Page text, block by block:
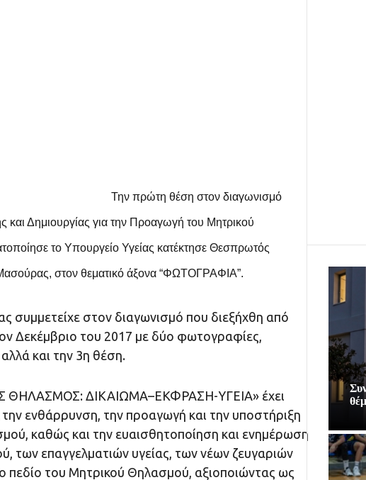
Την πρώτη θέση στον διαγωνισμό
και Δημιουργίας για την Προαγωγή του Μητρικού
το Υπουργείο Υγείας κατέκτησε Θεσπρωτός
στον θεματικό άξονα “ΦΩΤΟΓΡΑΦΙΑ”.
στον διαγωνισμό που διεξήχθη από
Δεκέμβριο του 2017 με δύο φωτογραφίες,
και την 3η θέση.
ΘΗΛΑΣΜΟΣ: ΔΙΚΑΙΩΜΑ–ΕΚΦΡΑΣΗ-ΥΓΕΙΑ» έχει
ενθάρρυνση, την προαγωγή και την υποστήριξη
καθώς και την ευαισθητοποίηση και ενημέρωση
των επαγγελματιών υγείας, των νέων ζευγαριών
πεδίο του Μητρικού Θηλασμού, αξιοποιώντας ως